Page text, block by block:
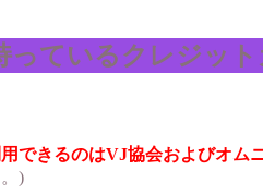
っているクレジッ
できるのはVJ協会およびオム
)